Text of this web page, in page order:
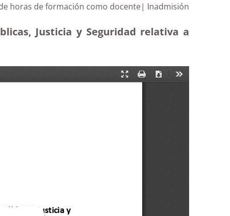
horas de formación como docente| Inadmisión
Justicia y Seguridad relativa a